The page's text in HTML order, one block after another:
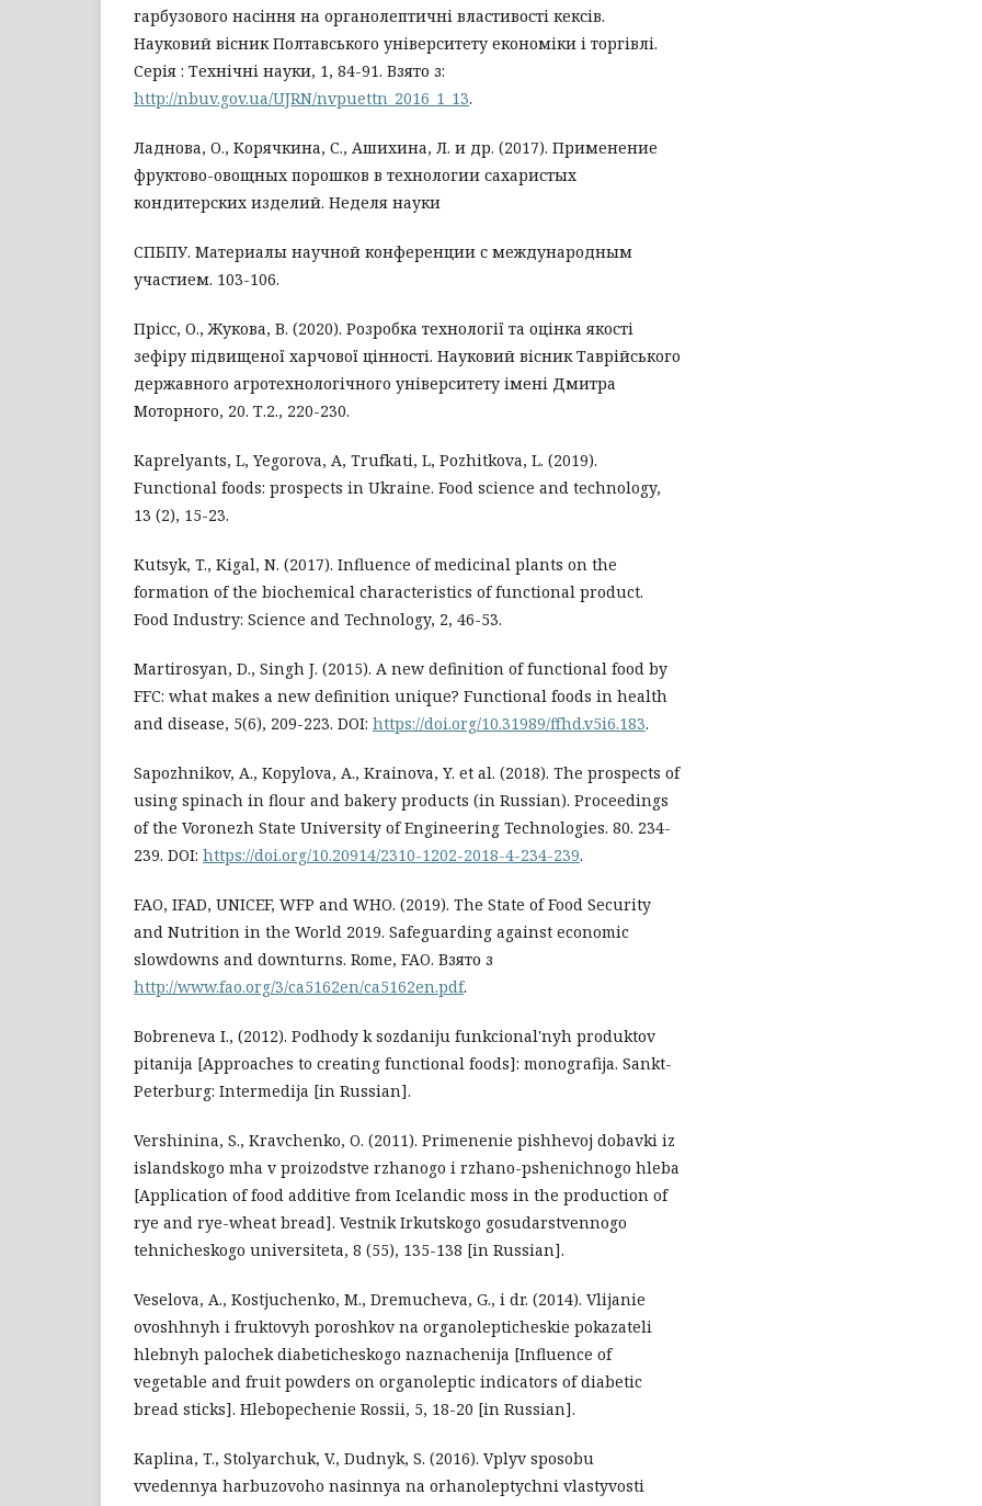
гарбузового насіння на органолептичні властивості кексів.
Науковий вісник Полтавського університету економіки і торгівлі.
Серія : Технічні науки, 1, 84-91. Взято з:
http://nbuv.gov.ua/UJRN/nvpuettn_2016_1_13.
Ладнова, О., Корячкина, С., Ашихина, Л. и др. (2017). Применение
фруктово-овощных порошков в технологии сахаристых
кондитерских изделий. Неделя науки
СПБПУ. Материалы научной конференции с международным
участием. 103-106.
Прісс, О., Жукова, В. (2020). Розробка технології та оцінка якості
зефіру підвищеної харчової цінності. Науковий вісник Таврійського
державного агротехнологічного університету імені Дмитра
Моторного, 20. Т.2., 220-230.
Kaprelyants, L, Yegorova, A, Trufkati, L, Pozhitkova, L. (2019).
Functional foods: prospects in Ukraine. Food science and technology,
13 (2), 15-23.
Kutsyk, T., Kigal, N. (2017). Influence of medicinal plants on the
formation of the biochemical characteristics of functional product.
Food Industry: Science and Technology, 2, 46-53.
Martirosyan, D., Singh J. (2015). A new definition of functional food by
FFC: what makes a new definition unique? Functional foods in health
and disease, 5(6), 209-223. DOI: https://doi.org/10.31989/ffhd.v5i6.183.
Sapozhnikov, A., Kopylova, A., Krainova, Y. et al. (2018). The prospects of
using spinach in flour and bakery products (in Russian). Proceedings
of the Voronezh State University of Engineering Technologies. 80. 234-
239. DOI: https://doi.org/10.20914/2310-1202-2018-4-234-239.
FAO, IFAD, UNICEF, WFP and WHO. (2019). The State of Food Security
and Nutrition in the World 2019. Safeguarding against economic
slowdowns and downturns. Rome, FAO. Взято з
http://www.fao.org/3/ca5162en/ca5162en.pdf.
Bobreneva I., (2012). Podhody k sozdaniju funkcional'nyh produktov
pitanija [Approaches to creating functional foods]: monografija. Sankt-
Peterburg: Intermedija [in Russian].
Vershinina, S., Kravchenko, O. (2011). Primenenie pishhevoj dobavki iz
islandskogo mha v proizodstve rzhanogo i rzhano-pshenichnogo hleba
[Application of food additive from Icelandic moss in the production of
rye and rye-wheat bread]. Vestnik Irkutskogo gosudarstvennogo
tehnicheskogo universiteta, 8 (55), 135-138 [in Russian].
Veselova, A., Kostjuchenko, M., Dremucheva, G., i dr. (2014). Vlijanie
ovoshhnyh i fruktovyh poroshkov na organolepticheskie pokazateli
hlebnyh palochek diabeticheskogo naznachenija [Influence of
vegetable and fruit powders on organoleptic indicators of diabetic
bread sticks]. Hlebopechenie Rossii, 5, 18-20 [in Russian].
Kaplina, T., Stolyarchuk, V., Dudnyk, S. (2016). Vplyv sposobu
vvedennya harbuzovoho nasinnya na orhanoleptychni vlastyvosti